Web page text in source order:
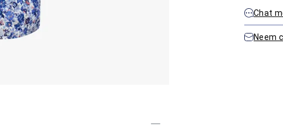
Chat
Neem